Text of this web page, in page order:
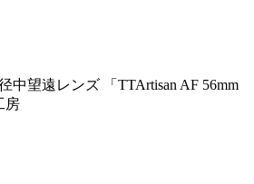
中望遠レンズ 「TTArtisan AF 56mm
房